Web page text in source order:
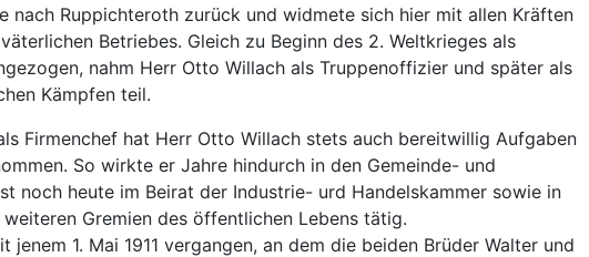
nach Ruppichteroth zurück und widmete sich hier mit allen Kräften
Betriebes. Gleich zu Beginn des 2. Weltkrieges als
nahm Herr Otto Willach als Truppenoffizier und später als
Kämpfen teil.
Firmenchef hat Herr Otto Willach stets auch bereitwillig Aufgaben
So wirkte er Jahre hindurch in den Gemeinde- und
noch heute im Beirat der Industrie- urd Handelskammer sowie in
Gremien des öffentlichen Lebens tätig.
jenem 1. Mai 1911 vergangen, an dem die beiden Brüder Walter und